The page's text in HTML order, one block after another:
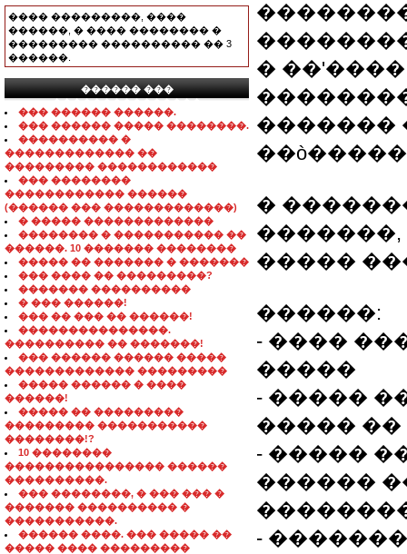
���� ���������, ����
������, � ���� �������� �
��������� ���������� �� 3
������.
������ ���
���������������
��� ������ ������.
��� ������ ����� ��������.
���������� �
������������� ��
��������� ������������
��� ��������
������������ ������
(������ ��� �������������)
� ����� �������������
�������� � ����������� ��
������. 10 ������� ��������
����� �� ������� � �������
��� ���� �� ���������?
������� ����������
� ��� ������!
��� �� ��� �� ������!
���������������.
���������� �� �������!
��� ������ ������ �����
������������� ���������
����� ������ � ����
������!
����� �� ���������
��������� �����������
��������!?
10 ��������
���������������� ������
����������.
��� ��������, � ��� ��� �
������� ���������� �
�����������.
������ ����. ��� ����� ��
����� ���� ���������
�
�������
�
�����
������:
- ����
�����
- �����
����� ��
- �����
������
-